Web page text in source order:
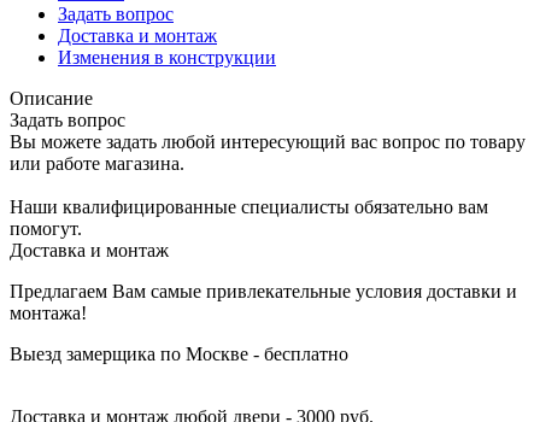
Задать вопрос
Доставка и монтаж
Изменения в конструкции
Описание
Задать вопрос
Вы можете задать любой интересующий вас вопрос по товару
или работе магазина.
Наши квалифицированные специалисты обязательно вам
помогут.
Доставка и монтаж
Предлагаем Вам самые привлекательные условия доставки и
монтажа!
Выезд замерщика по Москве - бесплатно
Доставка и монтаж любой двери - 3000 руб.